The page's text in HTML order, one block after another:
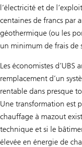
l’électricité et de
centaines de francs par
géothermique (ou les
un minimum de frais de
Les économistes d’UBS
remplacement d’un
rentable dans presque
Une transformation est
chauffage à mazout
technique et si le
élevée en énergie de